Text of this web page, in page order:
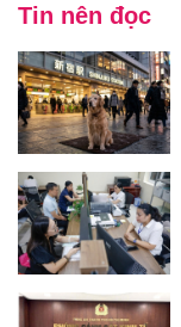
Tin nên đọc